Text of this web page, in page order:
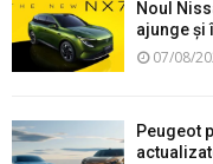
Noul
ajunge și
07/08/
Peugeot